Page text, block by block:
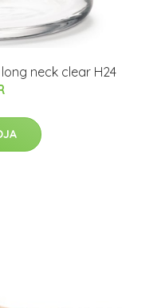
neck clear H24